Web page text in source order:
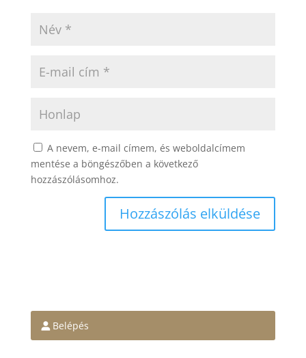
A nevem, e-mail címem, és weboldalcímem
mentése a böngészőben a következő
hozzászólásomhoz.
Belépés